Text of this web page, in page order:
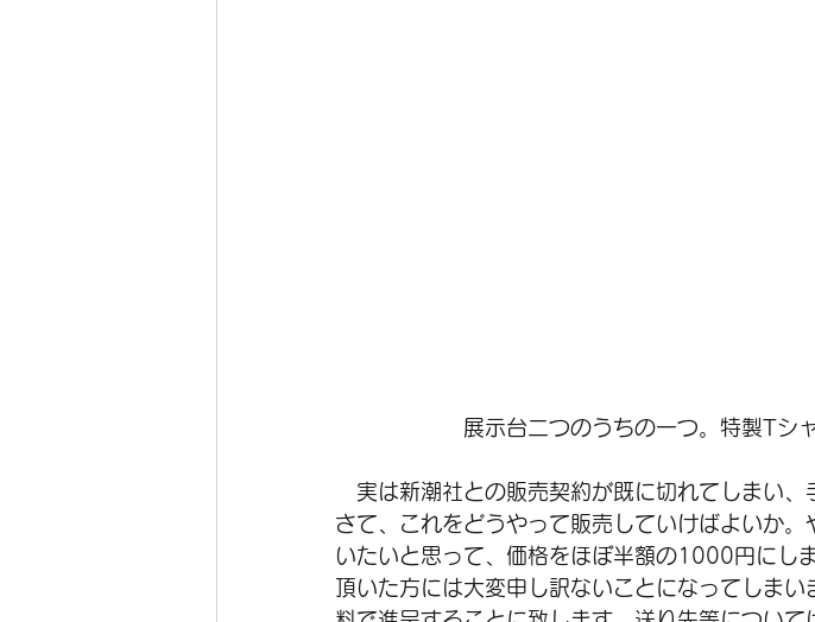
展示台二つのうちの一つ。特製Tシャツ
実は新潮社との販売契約が既に切れてしまい、
さて、これをどうやって販売していけばよいか
いたいと思って、価格をほぼ半額の1000円にし
頂いた方には大変申し訳ないことになってしま